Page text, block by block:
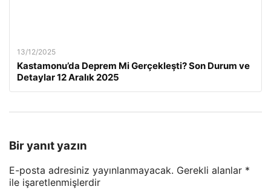
13/12/2025
Kastamonu’da Deprem Mi Gerçekleşti? Son Durum ve
Detaylar 12 Aralık 2025
Bir yanıt yazın
E-posta adresiniz yayınlanmayacak. Gerekli alanlar *
ile işaretlenmişlerdir